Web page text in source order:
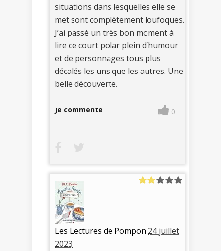
situations dans lesquelles elle se
met sont complètement loufoques.
J’ai passé un très bon moment à
lire ce court polar plein d’humour
et de personnages tous plus
décalés les uns que les autres. Une
belle découverte.
Je commente 0
Les Lectures de Pompon 24 juillet
2023